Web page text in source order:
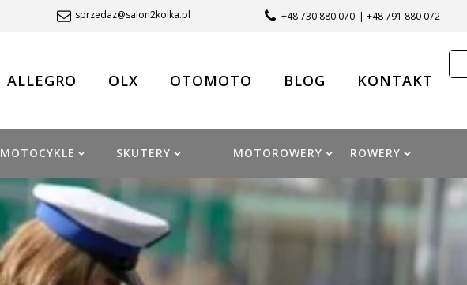
sprzedaz@salon2kolka.pl +48 730 880 070 | +48 791 880 072
ALLEGRO OLX OTOMOTO BLOG KONTAKT
MOTOCYKLE SKUTERY MOTOROWERY ROWERY